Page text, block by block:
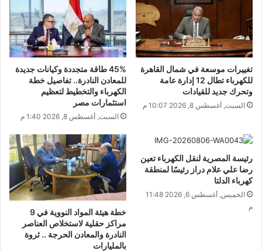
تغييرات موسعة في شمال القاهرة
للكهرباء تطال 12 إدارة عامة
وتحرك جديد للقيادات
السبت, أغسطس 8, 2026 10:07 م
45% طاقة متجددة وكيانات جديدة
للمعادن النادرة.. تفاصيل خطة
الكهرباء والتخطيط لتعظيم
استثمارات مصر
السبت, أغسطس 8, 2026 1:40 م
رئيسة المصرية لنقل الكهرباء تعين
رضا علي علام دراز رئيسًا لمنطقة
كهرباء الدلتا
الخميس, أغسطس 6, 2026 11:48
م
خطة هيئة المواد النووية في 9
مراكز حقلية لاستخلاص العناصر
النادرة والمعادن الحرجة .. ثروة
بالمليارات